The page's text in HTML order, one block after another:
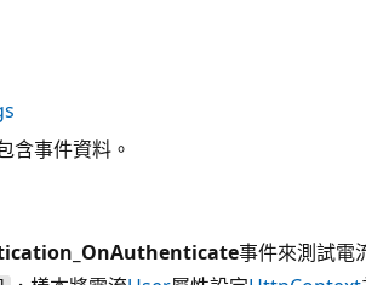
含事件資料。
事件來測試電